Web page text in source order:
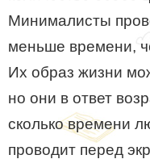
Минималисты
меньше времени,
Их образ жизни
но они в ответ
сколько времени
проводит перед